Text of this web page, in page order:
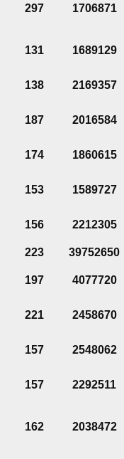
297 1706871
131 1689129
138 2169357
187 2016584
174 1860615
153 1589727
156 2212305
223
39752650
197 4077720
221 2458670
157 2548062
157 2292511
162 2038472